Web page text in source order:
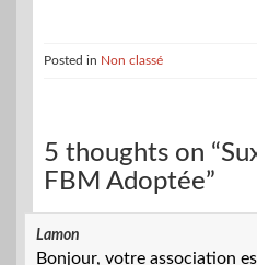
Posted in Non classé
5 thoughts on
FBM Adoptée”
Lamon
Bonjour, votre association